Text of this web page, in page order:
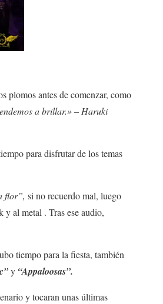
plomos antes de comenzar, como
a brillar.»–Haruki
para disfrutar de los temas
flor”, si no recuerdo mal, luego
y al metal . Tras ese audio,
tiempo para la fiesta, también
y “Appaloosas”.
y tocaran unas últimas